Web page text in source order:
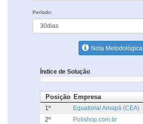
Período:
Nota Metodológica
Índice de Solução
Posição Empresa
1º Equatorial Amapá (CEA)
2º
Polishop.com.br